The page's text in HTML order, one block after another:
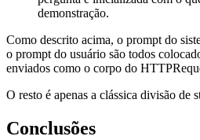
demonstração.
Como descrito acima, o prompt do
o prompt do usuário são todos
enviados como o corpo do
O resto é apenas a clássica divisão de
Conclusões